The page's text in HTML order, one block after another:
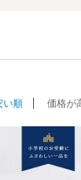
い順 価格が